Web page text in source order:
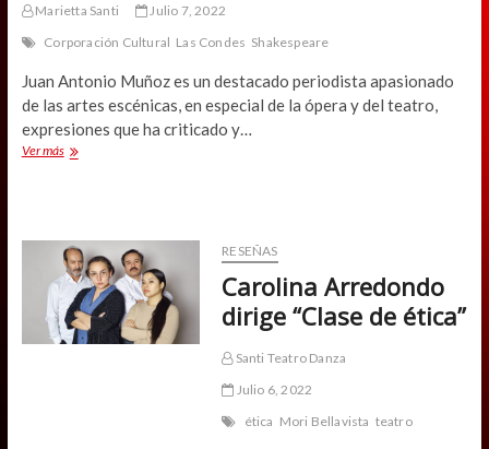
Marietta Santi
Julio 7, 2022
Corporación Cultural Las Condes Shakespeare
Juan Antonio Muñoz es un destacado periodista apasionado
de las artes escénicas, en especial de la ópera y del teatro,
expresiones que ha criticado y…
Ver másShakespeare
mano
en
obra
de
Juan
Antonio
RESEÑAS
Carolina Arredondo
dirige “Clase de ética”
Santi Teatro Danza
Julio 6, 2022
ética Mori Bellavista teatro